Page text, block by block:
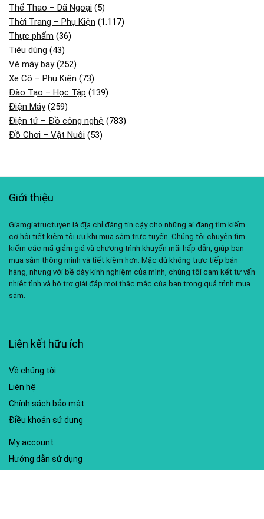
Thể Thao – Dã Ngoại (5)
Thời Trang – Phụ Kiện (1.117)
Thực phẩm (36)
Tiêu dùng (43)
Vé máy bay(252)
Xe Cộ – Phụ Kiện (73)
Đào Tạo – Học Tập (139)
Điện Máy(259)
Điện tử – Đồ công nghệ (783)
Đồ Chơi – Vật Nuôi (53)
Giới thiệu
Giamgiatructuyen là địa chỉ đáng tin cậy cho những ai đang tìm kiếm
cơ hội tiết kiệm tối ưu khi mua sắm trực tuyến. Chúng tôi chuyên tìm
kiếm các mã giảm giá và chương trình khuyến mãi hấp dẫn, giúp bạn
mua sắm thông minh và tiết kiệm hơn. Mặc dù không trực tiếp bán
hàng, nhưng với bề dày kinh nghiệm của mình, chúng tôi cam kết tư vấn
nhiệt tình và hỗ trợ giải đáp mọi thắc mắc của bạn trong quá trình mua
sắm.
Liên kết hữu ích
Về chúng tôi
Liên hệ
Chính sách bảo mật
Điều khoản sử dụng
My account
Hướng dẫn sử dụng